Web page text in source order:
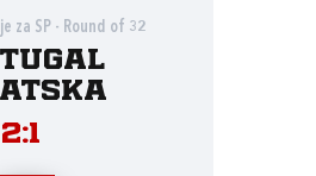
za SP - Round of 32
2:1